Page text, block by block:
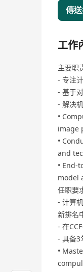
傳
工作
主要职
- 专注
- 基于
- 解决
•
image
•
and
• End-
model
任职要
- 计算
新排名
- 在
- 具备3
•